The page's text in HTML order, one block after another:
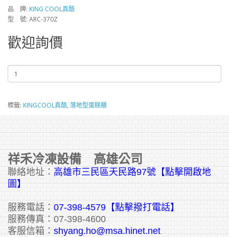
品 牌: KING COOL真酷
型 號: ARC-370Z
歡迎詢價
標籤: KINGCOOL真酷, 落地型蛋糕櫃
祥禾冷凍設備 高雄公司
聯絡地址： 高雄市三民區天民路97號【點擊開啟地
圖】
服務電話： 07-398-4579【點擊撥打電話】
服務傳真：07-398-4600
客服信箱： shyang.ho@msa.hinet.net